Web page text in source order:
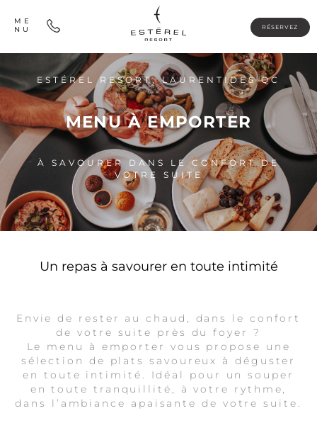
ME
NU
RÉSERVEZ
ESTÉREL RESORT, LAURENTIDES QC
MENU À EMPORTER
À SAVOURER DANS LE CONFORT DE
VOTRE SUITE
Un repas à savourer en toute intimité
Envie de rester au chaud, dans le confort
de votre suite près du foyer ?
Le menu à emporter vous propose une
sélection de plats savoureux à déguster
en toute intimité. Idéal pour un souper
en toute tranquillité, à votre rythme,
dans l’ambiance apaisante de votre suite.